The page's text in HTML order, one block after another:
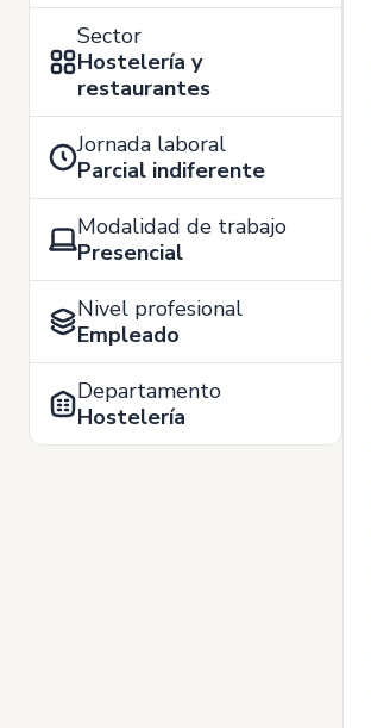
Sector
Hostelería y
restaurantes
Jornada laboral
Parcial indiferente
Modalidad de trabajo
Presencial
Nivel profesional
Empleado
Departamento
Hostelería